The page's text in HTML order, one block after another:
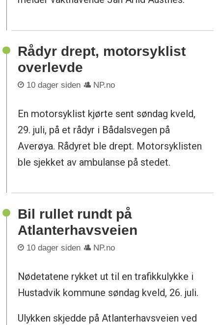
Rådyr drept, motorsyklist
overlevde
10 dager siden NP.no
En motorsyklist kjørte sent søndag kveld,
29. juli, på et rådyr i Bådalsvegen på
Averøya. Rådyret ble drept. Motorsyklisten
ble sjekket av ambulanse på stedet.
Bil rullet rundt på
Atlanterhavsveien
10 dager siden NP.no
Nødetatene rykket ut til en trafikkulykke i
Hustadvik kommune søndag kveld, 26. juli.
Ulykken skjedde på Atlanterhavsveien ved